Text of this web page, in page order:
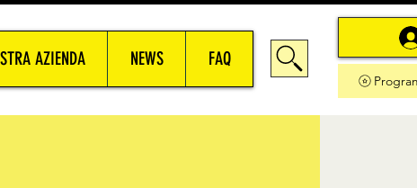
AZIENDA NEWS FAQ